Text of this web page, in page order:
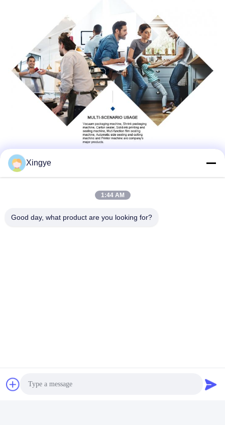
Xingye
1:44 AM
Good day, what product are you looking for?